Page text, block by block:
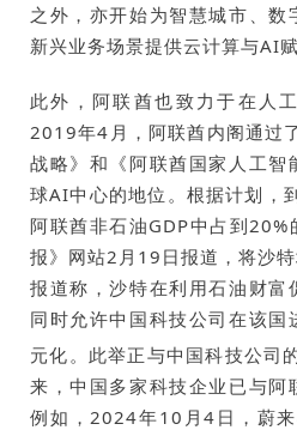
之外，亦开始为智慧城市、
新兴业务场景提供云计算与AI赋
此外，阿联酋也致力于在人
2019年4月，阿联酋内阁通过
战略》和《阿联酋国家人工智
球AI中心的地位。根据计划，
阿联酋非石油GDP中占到
报》网站2月19日报道，将沙特
报道称，沙特在利用石油财富
同时允许中国科技公司在该国
元化。此举正与中国科技公司
来，中国多家科技企业已与阿
例如，2024年10月4日，蔚